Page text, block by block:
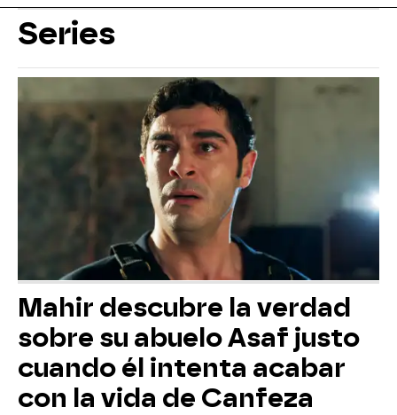
Series
Mahir descubre la verdad
sobre su abuelo Asaf justo
cuando él intenta acabar
con la vida de Canfeza